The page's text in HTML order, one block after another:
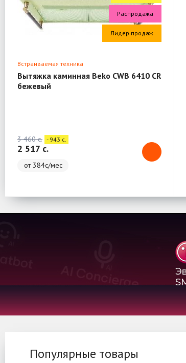
Распродажа
Лидер продаж
Встраиваемая техника
Вытяжка каминная Beko CWB 6410 CR
бежевый
3 460 c. - 943 c.
2 517 c.
от 384с/мес
Популярные товары